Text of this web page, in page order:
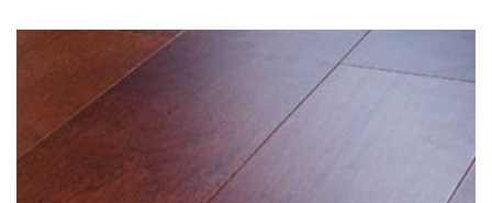
ПЕРЕЙТИ